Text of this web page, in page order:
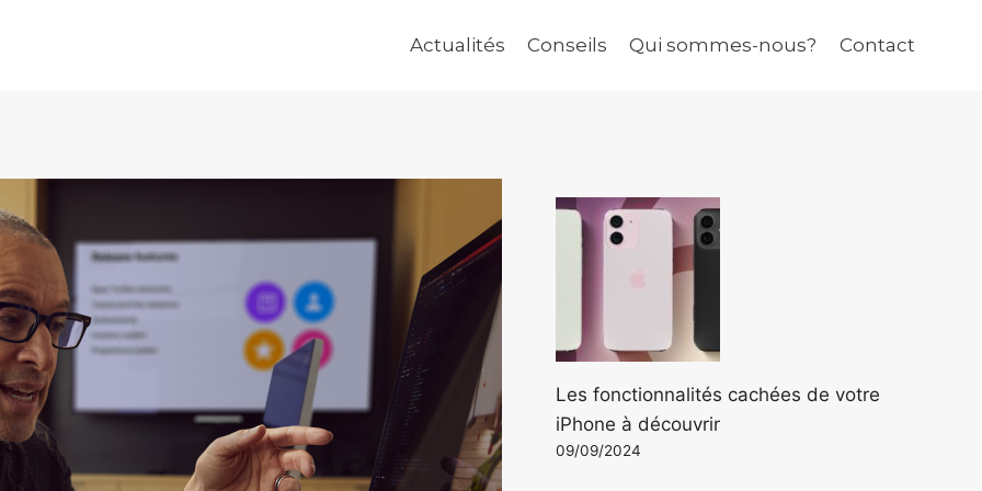
Actualités Conseils Qui sommes-nous? Contact
Les fonctionnalités cachées de votre
iPhone à découvrir
09/09/2024